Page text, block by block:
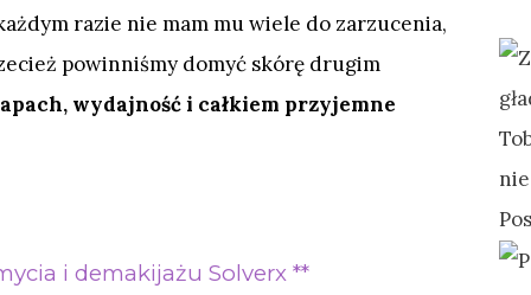
razie nie mam mu wiele do zarzucenia,
powinniśmy domyć skórę drugim
wydajność i całkiem przyjemne
i demakijażu Solverx **